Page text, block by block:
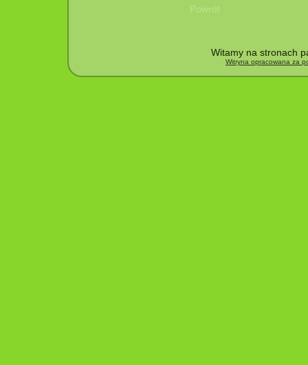
Powrót
Witamy na stronach
Witryna opracowana za